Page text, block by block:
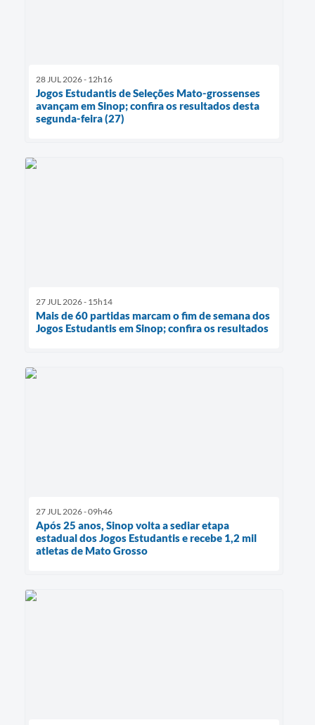
28 JUL 2026 - 12h16
Jogos Estudantis de Seleções Mato-grossenses
avançam em Sinop; confira os resultados desta
segunda-feira (27)
27 JUL 2026 - 15h14
Mais de 60 partidas marcam o fim de semana dos
Jogos Estudantis em Sinop; confira os resultados
27 JUL 2026 - 09h46
Após 25 anos, Sinop volta a sediar etapa
estadual dos Jogos Estudantis e recebe 1,2 mil
atletas de Mato Grosso